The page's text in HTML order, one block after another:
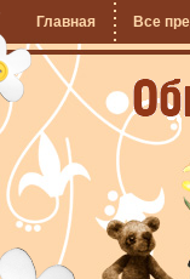
Главная Все